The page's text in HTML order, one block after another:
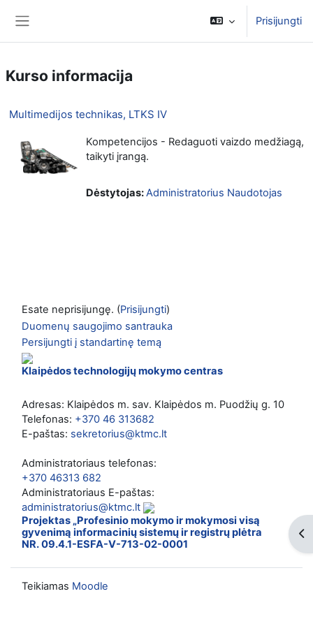
Prisijungti
Kurso informacija
Multimedijos technikas, LTKS IV
Kompetencijos - Redaguoti vaizdo medžiagą,
taikyti įrangą.
Dėstytojas:Administratorius Naudotojas
Esate neprisijungę. (Prisijungti)
Duomenų saugojimo santrauka
Persijungti į standartinę temą
Klaipėdos technologijų mokymo centras
Adresas: Klaipėdos m. sav. Klaipėdos m. Puodžių g. 10
Telefonas: +370 46 313682
E-paštas: sekretorius@ktmc.lt
Administratoriaus telefonas:
+370 46313 682
Administratoriaus E-paštas:
administratorius@ktmc.lt
Projektas „Profesinio mokymo ir mokymosi visą
gyvenimą informacinių sistemų ir registrų plėtra
NR. 09.4.1-ESFA-V-713-02-0001
Teikiamas Moodle